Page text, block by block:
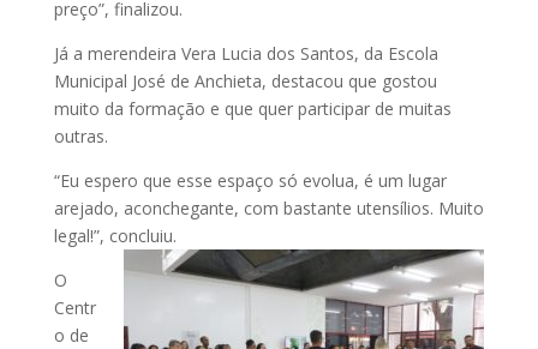
preço”, finalizou.
Já a merendeira Vera Lucia dos Santos, da Escola
Municipal José de Anchieta, destacou que gostou
muito da formação e que quer participar de muitas
outras.
“Eu espero que esse espaço só evolua, é um lugar
arejado, aconchegante, com bastante utensílios. Muito
legal!”, concluiu.
O
Centr
o de